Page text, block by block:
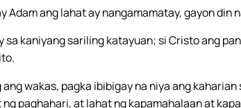
Adam ang lahat ay nangamamatay, gayon din
sa kaniyang sariling katayuan; si Cristo ang
wakas, pagka ibibigay na niya ang
paghahari, at lahat ng kapamahalaan at